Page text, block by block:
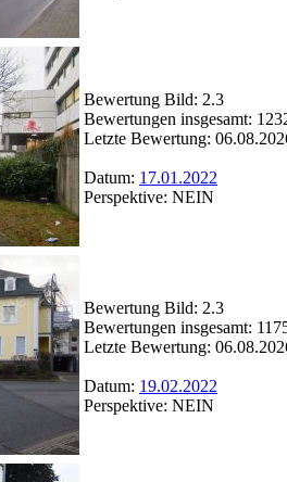
Bewertung Bild: 2.3
Bewertungen insgesamt:
Letzte Bewertung:
Datum: 17.01.2022
Perspektive: NEIN
Bewertung Bild: 2.3
Bewertungen insgesamt:
Letzte Bewertung:
Datum: 19.02.2022
Perspektive: NEIN